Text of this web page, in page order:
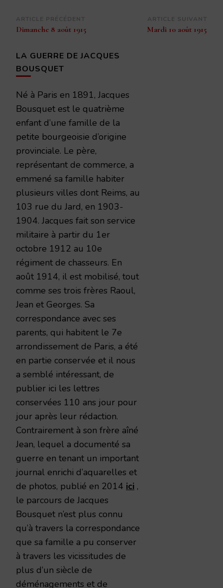
Navigation
d’article
Dimanche 8 août 1915 Mardi 10 août 1915
LA GUERRE DE JACQUES
BOUSQUET
Né à Paris en 1891, Jacques
Bousquet est le quatrième
enfant d’une famille de la
petite bourgeoisie d’origine
provinciale. Le père,
représentant de commerce, a
emmené sa famille habiter
plusieurs villes dont Reims, au
103 rue du Jard, en 1903-
1904. Jacques fait son service
militaire à partir du 1er
octobre 1912 au 10e
régiment de chasseurs. En
août 1914, il est mobilisé, tout
comme ses trois frères Raoul,
Jean et Georges. Sa
correspondance avec ses
parents, qui habitent le 7e
arrondissement de Paris, a été
en partie conservée et il nous
a semblé intéressant, de
publier ici les lettres
conservées 110 ans jour pour
jour après leur rédaction.
Contrairement à son frère aîné
Jean, lequel a documenté sa
guerre en tenant un important
journal enrichi d’aquarelles et
de photos, publié en 2014 ici ,
le parcours de Jacques
Bousquet n’est plus connu
qu’à travers la correspondance
que sa famille a pu conserver
à travers les vicissitudes de
plus d’un siècle de
déménagements et de